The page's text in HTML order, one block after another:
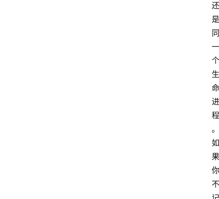
还
是
同
一
个
生
命
进
程
。
如
果
你
不